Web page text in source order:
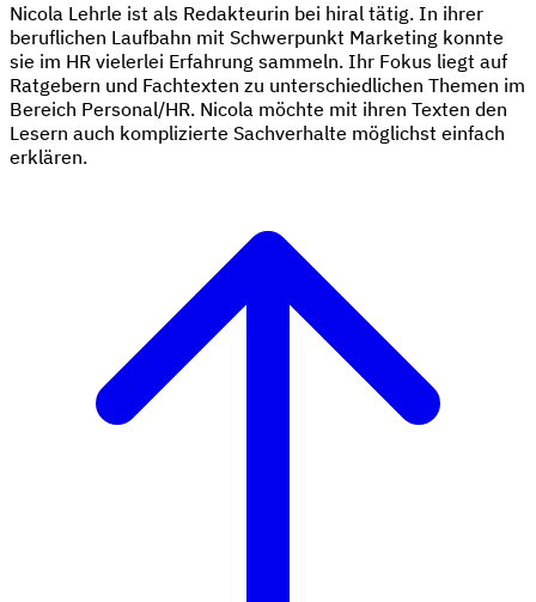
Nicola Lehrle ist als Redakteurin bei hiral tätig. In ihrer
beruflichen Laufbahn mit Schwerpunkt Marketing konnte
sie im HR vielerlei Erfahrung sammeln. Ihr Fokus liegt auf
Ratgebern und Fachtexten zu unterschiedlichen Themen im
Bereich Personal/HR. Nicola möchte mit ihren Texten den
Lesern auch komplizierte Sachverhalte möglichst einfach
erklären.